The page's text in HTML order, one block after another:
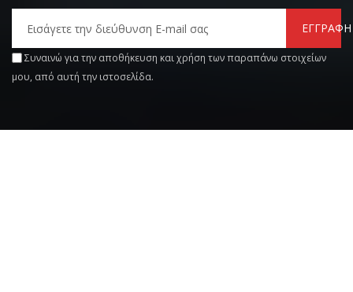
ΕΓΓΡΑΦΗ
Συναινώ για την αποθήκευση και χρήση των παραπάνω στοιχείων
μου, από αυτή την ιστοσελίδα.